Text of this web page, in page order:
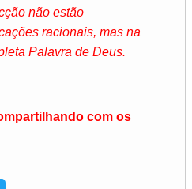
não estão
racionais, mas na
Palavra de Deus.
com os